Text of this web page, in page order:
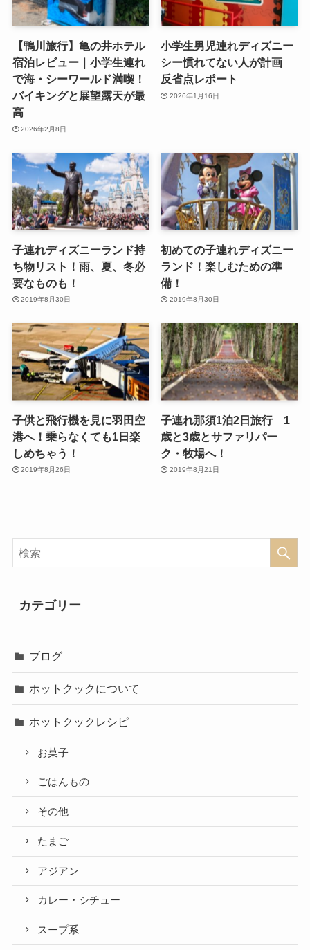
【鴨川旅行】亀の井ホテル
宿泊レビュー｜小学生連れ
で海・シーワールド満喫！
バイキングと展望露天が最
高
2026年2月8日
小学生男児連れディズニー
シー慣れてない人が計画
反省点レポート
2026年1月16日
子連れディズニーランド持
ち物リスト！雨、夏、冬必
要なものも！
2019年8月30日
初めての子連れディズニー
ランド！楽しむための準
備！
2019年8月30日
子供と飛行機を見に羽田空
港へ！乗らなくても1日楽
しめちゃう！
2019年8月26日
子連れ那須1泊2日旅行 1
歳と3歳とサファリパー
ク・牧場へ！
2019年8月21日
カテゴリー
ブログ
ホットクックについて
ホットクックレシピ
お菓子
ごはんもの
その他
たまご
アジアン
カレー・シチュー
スープ系